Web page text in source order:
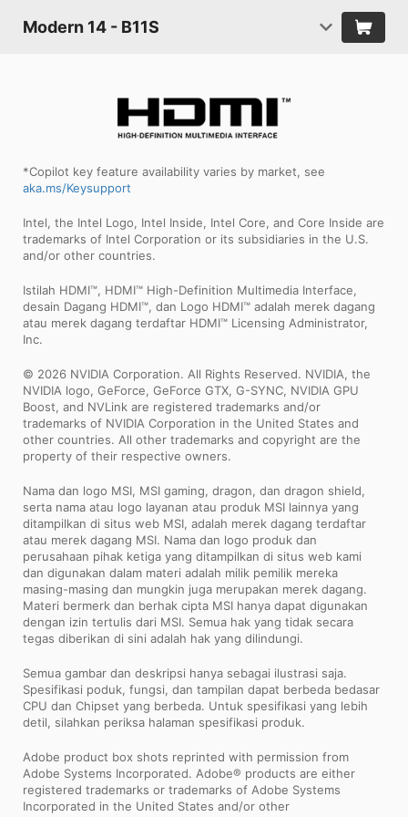
Modern 14 - B11S
*Copilot key feature availability varies by market, see
aka.ms/Keysupport
Intel, the Intel Logo, Intel Inside, Intel Core, and Core Inside are
trademarks of Intel Corporation or its subsidiaries in the U.S.
and/or other countries.
Istilah HDMI™, HDMI™ High-Definition Multimedia Interface,
desain Dagang HDMI™, dan Logo HDMI™ adalah merek dagang
atau merek dagang terdaftar HDMI™ Licensing Administrator,
Inc.
© 2026 NVIDIA Corporation. All Rights Reserved. NVIDIA, the
NVIDIA logo, GeForce, GeForce GTX, G-SYNC, NVIDIA GPU
Boost, and NVLink are registered trademarks and/or
trademarks of NVIDIA Corporation in the United States and
other countries. All other trademarks and copyright are the
property of their respective owners.
Nama dan logo MSI, MSI gaming, dragon, dan dragon shield,
serta nama atau logo layanan atau produk MSI lainnya yang
ditampilkan di situs web MSI, adalah merek dagang terdaftar
atau merek dagang MSI. Nama dan logo produk dan
perusahaan pihak ketiga yang ditampilkan di situs web kami
dan digunakan dalam materi adalah milik pemilik mereka
masing-masing dan mungkin juga merupakan merek dagang.
Materi bermerk dan berhak cipta MSI hanya dapat digunakan
dengan izin tertulis dari MSI. Semua hak yang tidak secara
tegas diberikan di sini adalah hak yang dilindungi.
Semua gambar dan deskripsi hanya sebagai ilustrasi saja.
Spesifikasi poduk, fungsi, dan tampilan dapat berbeda bedasar
CPU dan Chipset yang berbeda. Untuk spesifikasi yang lebih
detil, silahkan periksa halaman spesifikasi produk.
Adobe product box shots reprinted with permission from
Adobe Systems Incorporated. Adobe® products are either
registered trademarks or trademarks of Adobe Systems
Incorporated in the United States and/or other